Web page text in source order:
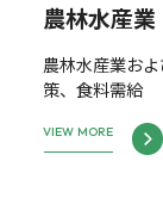
農林水産
農林水産業お
策、食料需給
VIEW MORE